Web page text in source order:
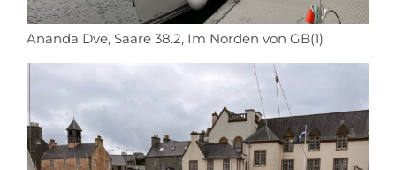
Ananda Dve, Saare 38.2, Im Norden von GB(1)